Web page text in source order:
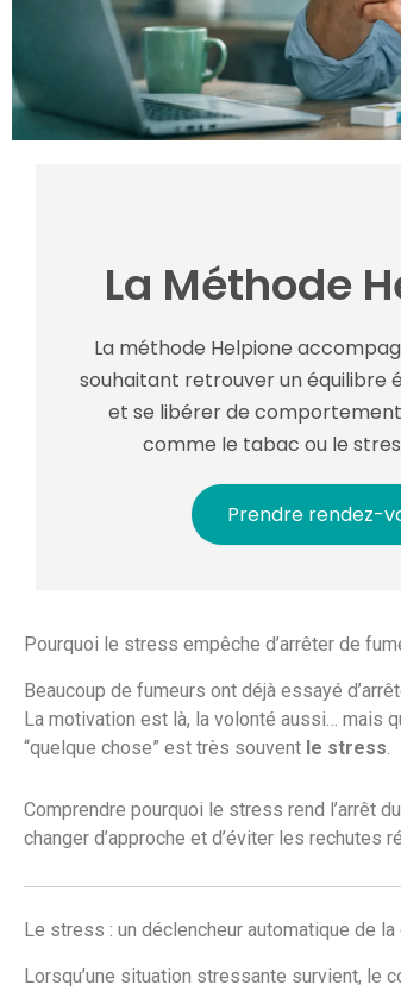
La Méthode
La méthode Helpione
souhaitant retrouver un équilibre
et se libérer de
comme le tabac ou le
Prendre rendez-
Pourquoi le stress empêche d’arrêter de
Beaucoup de fumeurs ont déjà essayé
La motivation est là, la volonté aussi… mais
“quelque chose” est très souvent le stress
Comprendre pourquoi le stress rend l’arrêt
changer d’approche et d’éviter les rechutes
Le stress : un déclencheur automatique de
Lorsqu’une situation stressante survient, le